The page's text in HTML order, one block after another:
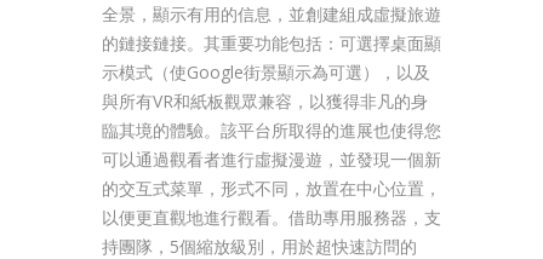
全景，顯示有用的信息，並創建組成虛擬旅遊
的鏈接鏈接。其重要功能包括：可選擇桌面顯
示模式（使Google街景顯示為可選），以及
與所有VR和紙板觀眾兼容，以獲得非凡的身
臨其境的體驗。該平台所取得的進展也使得您
可以通過觀看者進行虛擬漫遊，並發現一個新
的交互式菜單，形式不同，放置在中心位置，
以便更直觀地進行觀看。借助專用服務器，支
持團隊，5個縮放級別，用於超快速訪問的